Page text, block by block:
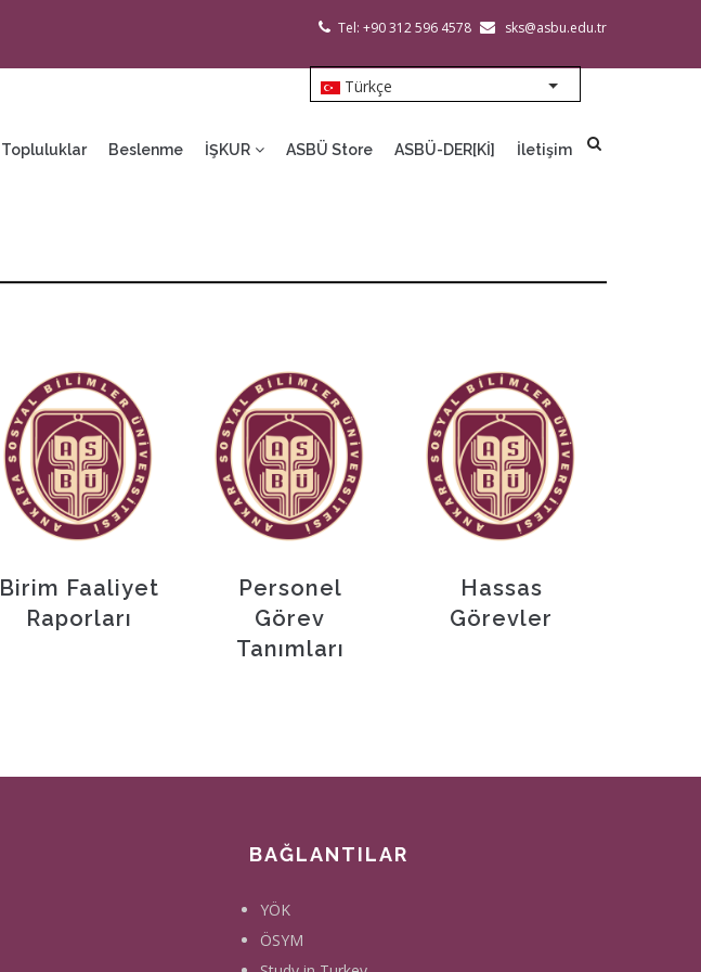
Tel: +90 312 596 4578 sks@asbu.edu.tr
Türkçe
List additional
Topluluklar Beslenme İŞKUR ASBÜ Store ASBÜ-DER[Kİ] İletişim
Birim Faaliyet
Raporları
Personel
Görev
Tanımları
Hassas
Görevler
BAĞLANTILAR
YÖK
ÖSYM